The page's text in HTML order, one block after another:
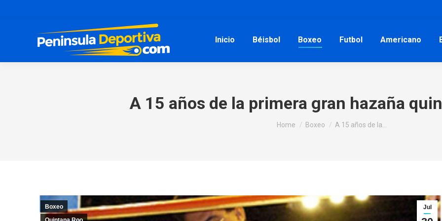
Inicio Béisbol Boxeo Futbol Americano
A 15 años de la primera gran hazaña
You are here:
Home Boxeo A 15 años de la…
Jul
Boxeo